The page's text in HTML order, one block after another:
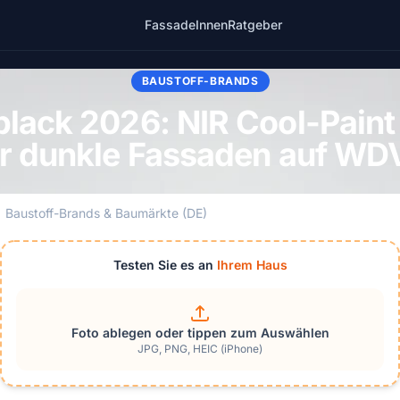
FassadeInnenRatgeber
BAUSTOFF-BRANDS
2026: NIR Cool-
dunkle Fassaden auf
Baustoff-Brands & Baumärkte (DE)
Testen Sie es an Ihrem Haus
Foto ablegen oder tippen zum Auswählen
JPG, PNG, HEIC (iPhone)